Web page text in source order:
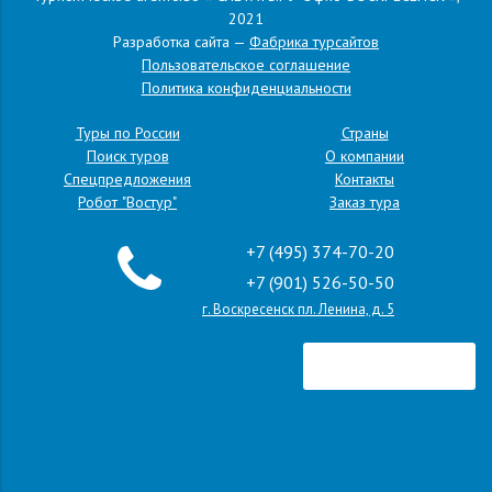
2021
Разработка сайта — Фабрика турсайтов
Пользовательское соглашение
Политика конфиденциальности
Туры по России
Поиск туров
Спецпредложения
Робот "Востур"
Страны
О компании
Контакты
Заказ тура
+7 (495) 374-70-20
+7 (901) 526-50-50
г. Воскресенск пл. Ленина, д. 5